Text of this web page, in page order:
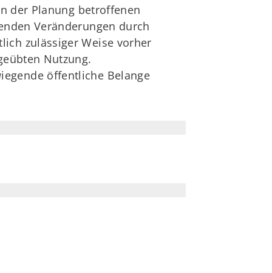
der Planung betroffenen
Veränderungen durch
zulässiger Weise vorher
Nutzung.
öffentliche Belange